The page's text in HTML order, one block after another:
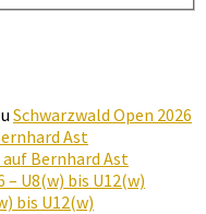
Schwarzwald Open 2026
Ast
Bernhard Ast
– U8(w) bis U12(w)
bis U12(w)